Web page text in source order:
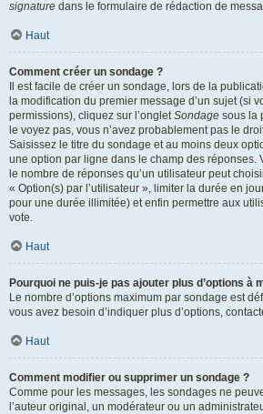
signature dans le formulaire de rédaction de
Haut
Comment créer un sondage ?
Il est facile de créer un sondage, lors de la
la modification du premier message d’un sujet (si
permissions), cliquez sur l’ongletSondage sous la
le voyez pas, vous n’avez probablement pas le
Saisissez le titre du sondage et au moins deux
une option par ligne dans le champ des réponses.
le nombre de réponses qu’un utilisateur peut
« Option(s) par l’utilisateur », limiter la durée en
pour une durée illimitée) et enfin permettre aux
vote.
Haut
Pourquoi ne puis-je pas ajouter plus d’options à
Le nombre d’options maximum par sondage est
vous avez besoin d’indiquer plus d’options,
Haut
Comment modifier ou supprimer un sondage ?
Comme pour les messages, les sondages ne
l’auteur original, un modérateur ou un